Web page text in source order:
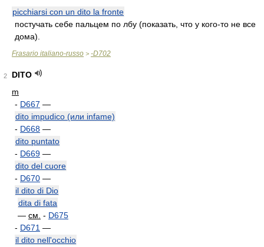
picchiarsi con un dito la fronte
постучать себе пальцем по лбу (показать, что у кого-то не все
дома).
Frasario italiano-russo > -D702
2
DITO
m
- D667 —
dito impudico (или infame)
- D668 —
dito puntato
- D669 —
dito del cuore
- D670 —
il dito di Dio
dita di fata
— см. - D675
- D671 —
il dito nell'occhio